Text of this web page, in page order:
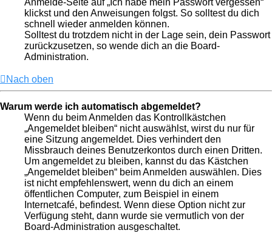
Anmelde-Seite auf „Ich habe mein Passwort vergessen“
klickst und den Anweisungen folgst. So solltest du dich
schnell wieder anmelden können.
Solltest du trotzdem nicht in der Lage sein, dein Passwort
zurückzusetzen, so wende dich an die Board-
Administration.
Nach oben
Warum werde ich automatisch abgemeldet?
Wenn du beim Anmelden das Kontrollkästchen
„Angemeldet bleiben“ nicht auswählst, wirst du nur für
eine Sitzung angemeldet. Dies verhindert den
Missbrauch deines Benutzerkontos durch einen Dritten.
Um angemeldet zu bleiben, kannst du das Kästchen
„Angemeldet bleiben“ beim Anmelden auswählen. Dies
ist nicht empfehlenswert, wenn du dich an einem
öffentlichen Computer, zum Beispiel in einem
Internetcafé, befindest. Wenn diese Option nicht zur
Verfügung steht, dann wurde sie vermutlich von der
Board-Administration ausgeschaltet.